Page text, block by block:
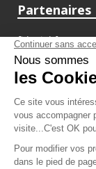
Partenaires
fiducial.fr
lyoncapitale.fr
olympique-et-